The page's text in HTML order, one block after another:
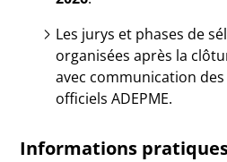
Les jurys et phases de
organisées après la
avec communication
officiels ADEPME.
Informations